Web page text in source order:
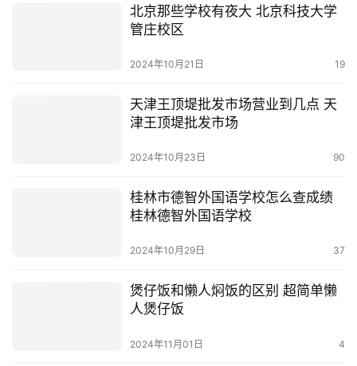
北京那些学校有夜大 北京科技大学
管庄校区
2024年10月21日 19
天津王顶堤批发市场营业到几点 天
津王顶堤批发市场
2024年10月23日 90
桂林市德智外国语学校怎么查成绩
桂林德智外国语学校
2024年10月29日 37
煲仔饭和懒人焖饭的区别 超简单懒
人煲仔饭
2024年11月01日 4